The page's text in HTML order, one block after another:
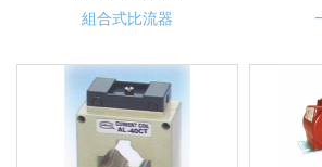
組合式比流器